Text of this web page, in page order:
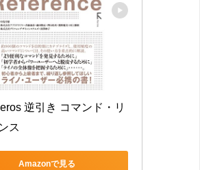
逆引き コマンド・リ
ス
Amazonで見る